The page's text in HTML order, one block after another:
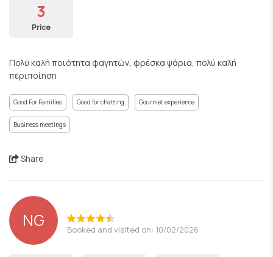
3
Price
Πολύ καλή ποιότητα φαγητών, φρέσκα ψάρια, πολύ καλή
περιποίηση
Good For Families Good for chatting Gourmet experience
Business meetings
Share
NG Booked and visited on: 10/02/2026